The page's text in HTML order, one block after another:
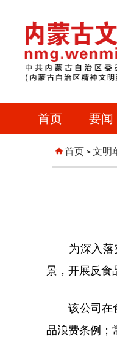
首页 要闻
首页 > 文明
为深入落实
景，开展反食
该公司在食
品浪费条例；